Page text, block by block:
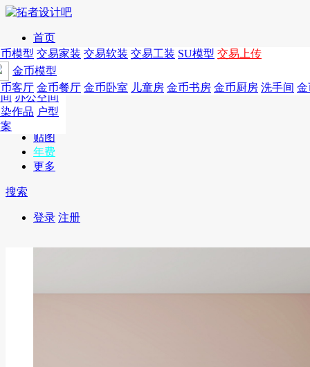
首页
发现
年费 作品 图纸 交易 软装 工装 SU模 金币
年费版块
费图纸 年费户型 年费高清 年费视频 年费模型 年费精选
作品
别墅 国外
酒店设计
设计 商业
办公空间
作品 户型
模型
模型 交易家装 交易软装 交易工装 SU模型 交易上传
金币模型
客厅 金币餐厅 金币卧室 儿童房 金币书房 金币厨房 洗手间 金
CAD
概念
贴图
年费
更多
搜索
登录 注册